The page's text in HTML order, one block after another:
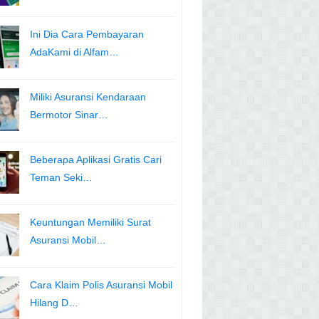
Ini Dia Cara Pembayaran
AdaKami di Alfam…
Miliki Asuransi Kendaraan
Bermotor Sinar…
Beberapa Aplikasi Gratis Cari
Teman Seki…
Keuntungan Memiliki Surat
Asuransi Mobil…
Cara Klaim Polis Asuransi Mobil
Hilang D…